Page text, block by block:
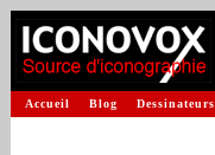
Accueil Blog Dessinateurs